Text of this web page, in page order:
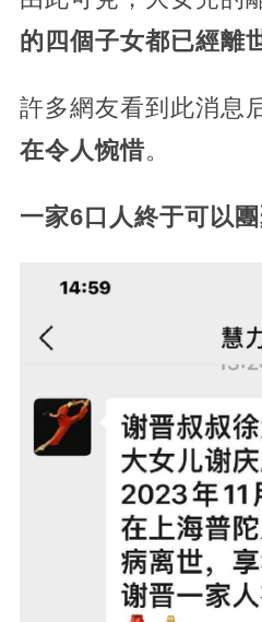
的四個子女都已經離
許多網友看到此消息
在令人惋惜。
一家6口人終于可以團